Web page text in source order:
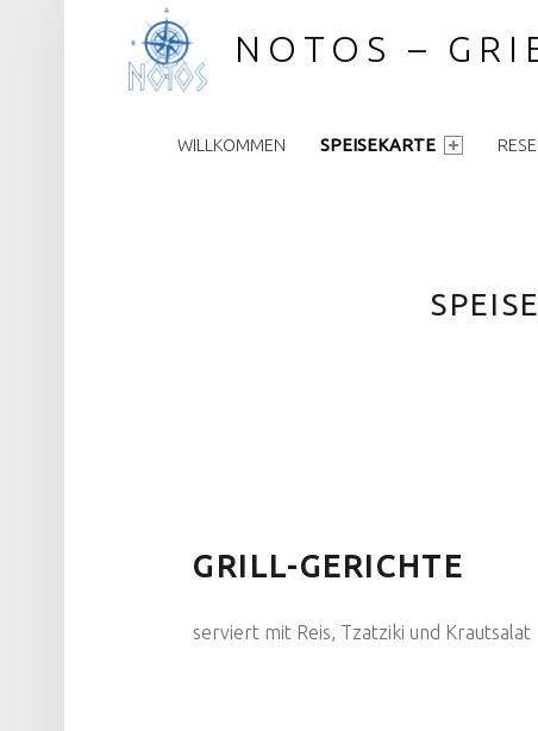
NOTOS –
PRIMARY MENU
WILLKOMMEN SPEISEKARTE
GRILL-GERICHTE
serviert mit Reis, Tzatziki und Krautsalat